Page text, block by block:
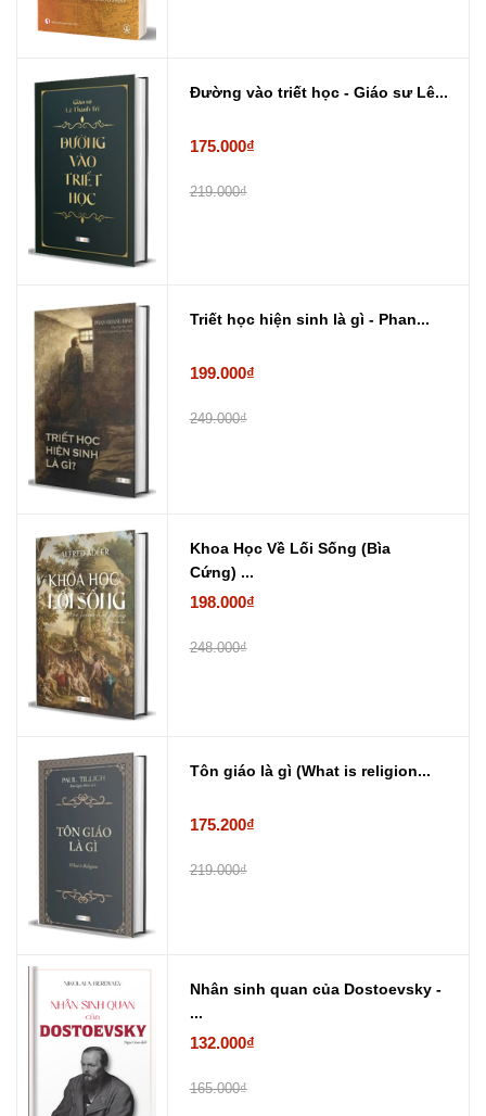
Đường vào triết học - Giáo sư Lê...
175.000₫
219.000₫
Triết học hiện sinh là gì - Phan...
199.000₫
249.000₫
Khoa Học Về Lối Sống (Bìa
Cứng) ...
198.000₫
248.000₫
Tôn giáo là gì (What is religion...
175.200₫
219.000₫
Nhân sinh quan của Dostoevsky -
...
132.000₫
165.000₫